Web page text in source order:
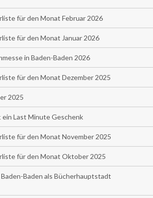
für den Monat Februar 2026
für den Monat Januar 2026
in Baden-Baden 2026
für den Monat Dezember 2025
2025
ein Last Minute Geschenk
für den Monat November 2025
für den Monat Oktober 2025
Baden als Bücherhauptstadt